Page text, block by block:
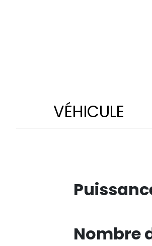
VÉHICULE
Nombre